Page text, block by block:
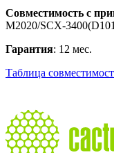
Совместимость с
M2020/SCX-
Гарантия: 12 мес.
Таблица